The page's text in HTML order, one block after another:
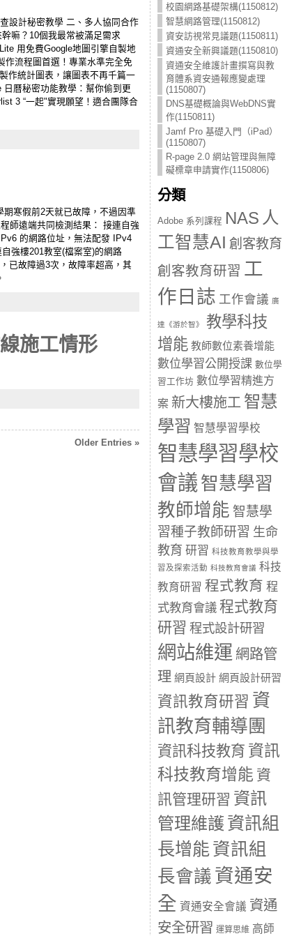
設計秘密教學 二、多人協同合作
嘛？10個我最常被滿足需求
用免費Google地圖引擎自製地
作流程圖首選！專業水準完全免
作統計圖表，讓圖表不再千篇一
曆秘密功能教學：幫你偷到更
3 “一起"實現願望！適合團隊合
寒假前2天就已故障，不過因準
師遠端共同檢測結果： 接連自強
的網路位址，無法配發 IPv4
強樓201教室(檔案室)的網路
已故障過3次，故障率超高，其
施工情形
Older Entries »
校園網路基礎架構(1150812)
智慧網路管理(1150812)
資安訪視常見議題(1150811)
資通安全新興議題(1150810)
資通安全維護計畫撰寫與教
育體系資安通報應變處理
(1150807)
DNS基礎概論與WebDNS實
作(1150811)
Jamf Pro 基礎入門（iPad）
(1150807)
R-page 2.0 網站管理與無障
礙標章申請實作(1150806)
分類
Adobe 系列課程 NAS 人
工智慧AI 創客教育
創客教育研習 工
作日誌 工作會議 廣
達《游於智》
教學科技
增能 教師數位素養增能
數位學習公開授課 數位學
習工作坊 數位學習精進方
案 新大樓施工 智慧
學習 智慧學習學校
智慧學習學校
會議 智慧學習
教師增能 智慧學
習種子教師研習 生命
教育 研習 科技教育教學與學
習及探索活動 科技教育會議 科技
教育研習 程式教育 程
式教育會議 程式教育
研習 程式設計研習
網站維運 網路管
理 網頁設計 網頁設計研習
資訊教育研習 資
訊教育輔導團
資訊科技教育 資訊
科技教育增能 資
訊管理研習 資訊
管理維護 資訊組
長增能資訊組
長會議 資通安
全 資通安全會議 資通
安全研習 運算思維 高師